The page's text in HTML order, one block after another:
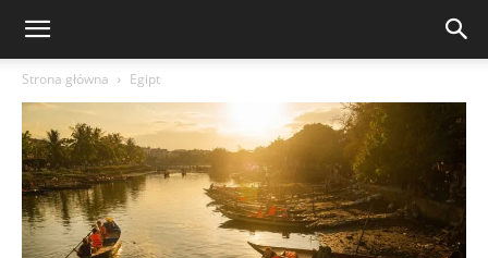
Strona główna Egipt